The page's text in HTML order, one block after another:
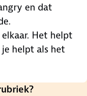
en dat
Het helpt
helpt als het